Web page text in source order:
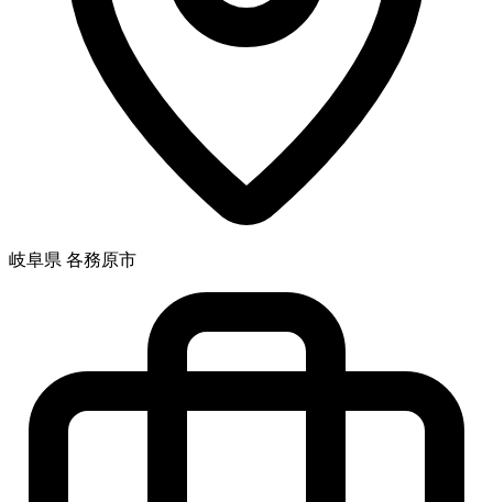
岐阜県 各務原市